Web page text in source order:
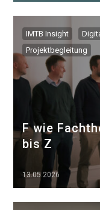
IMTB Insight
Projektbegleitung
F wie
bis Z
13.05.2026